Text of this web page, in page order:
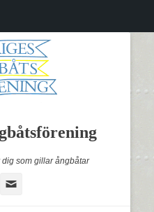
som gillar ångbåtar